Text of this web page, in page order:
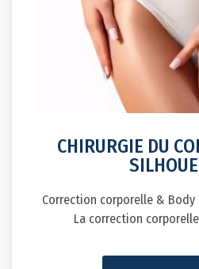
CHIRURGIE DU
Correction corporelle & Body
La correction